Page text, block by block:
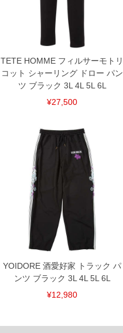
TETE HOMME フィルサーモトリ
コット シャーリング ドロー パン
ツ ブラック 3L 4L 5L 6L
¥27,500
YOIDORE 酒愛好家 トラック パ
ンツ ブラック 3L 4L 5L 6L
¥12,980